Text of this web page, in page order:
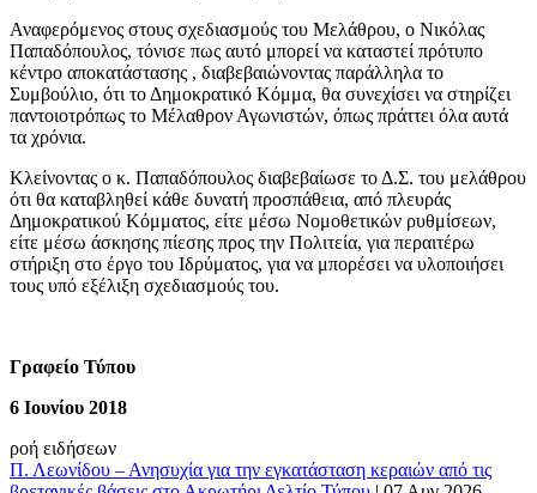
Αναφερόμενος στους σχεδιασμούς του Μελάθρου, ο Νικόλας
Παπαδόπουλος, τόνισε πως αυτό μπορεί να καταστεί πρότυπο
κέντρο αποκατάστασης , διαβεβαιώνοντας παράλληλα το
Συμβούλιο, ότι το Δημοκρατικό Κόμμα, θα συνεχίσει να στηρίζει
παντοιοτρόπως το Μέλαθρον Αγωνιστών, όπως πράττει όλα αυτά
τα χρόνια.
Κλείνοντας ο κ. Παπαδόπουλος διαβεβαίωσε το Δ.Σ. του μελάθρου
ότι θα καταβληθεί κάθε δυνατή προσπάθεια, από πλευράς
Δημοκρατικού Κόμματος, είτε μέσω Νομοθετικών ρυθμίσεων,
είτε μέσω άσκησης πίεσης προς την Πολιτεία, για περαιτέρω
στήριξη στο έργο του Ιδρύματος, για να μπορέσει να υλοποιήσει
τους υπό εξέλιξη σχεδιασμούς του.
Γραφείο Τύπου
6 Ιουνίου 2018
ροή ειδήσεων
Π. Λεωνίδου – Ανησυχία για την εγκατάσταση κεραιών από τις